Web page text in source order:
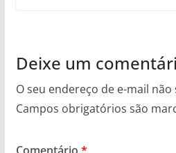
Deixe um
O seu endereço de e-mail
Campos obrigatórios são
Comentário *